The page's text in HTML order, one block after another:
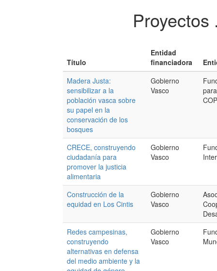
Título
Entidad
financiadora
Madera Justa:
sensibilizar a la
población vasca sobre
su papel en la
conservación de los
bosques
Gobierno
Vasco
CRECE, construyendo
ciudadanía para
promover la justicia
alimentaria
Gobierno
Vasco
Construcción de la
equidad en Los Cintis
Gobierno
Vasco
Redes campesinas,
construyendo
alternativas en defensa
del medio ambiente y la
Gobierno
Vasco